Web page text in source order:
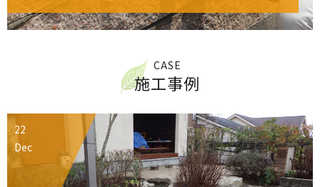
CASE
施工事例
22
Dec